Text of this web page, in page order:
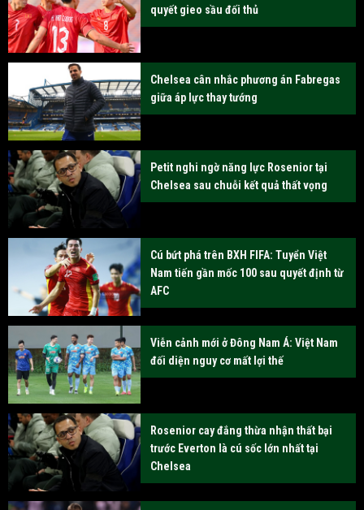
quyết gieo sầu đối thủ
Chelsea cân nhắc phương án Fabregas
giữa áp lực thay tướng
Petit nghi ngờ năng lực Rosenior tại
Chelsea sau chuỗi kết quả thất vọng
Cú bứt phá trên BXH FIFA: Tuyển Việt
Nam tiến gần mốc 100 sau quyết định từ
AFC
Viễn cảnh mới ở Đông Nam Á: Việt Nam
đối diện nguy cơ mất lợi thế
Rosenior cay đắng thừa nhận thất bại
trước Everton là cú sốc lớn nhất tại
Chelsea